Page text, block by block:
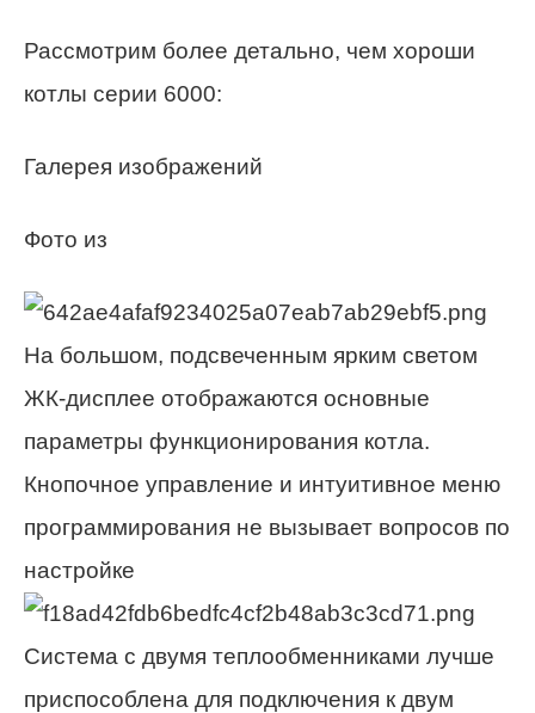
Рассмотрим более детально, чем хороши
котлы серии 6000:
Галерея изображений
Фото из
На большом, подсвеченным ярким светом
ЖК-дисплее отображаются основные
параметры функционирования котла.
Кнопочное управление и интуитивное меню
программирования не вызывает вопросов по
настройке
Система с двумя теплообменниками лучше
приспособлена для подключения к двум